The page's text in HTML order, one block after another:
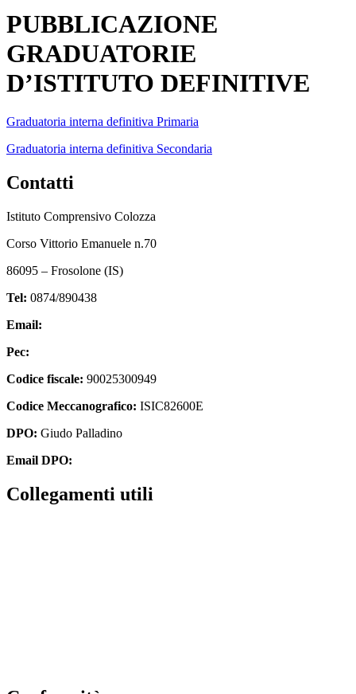
PUBBLICAZIONE
GRADUATORIE
D’ISTITUTO DEFINITIVE
Graduatoria interna definitiva Primaria
Graduatoria interna definitiva Secondaria
Contatti
Istituto Comprensivo Colozza
Corso Vittorio Emanuele n.70
86095 – Frosolone (IS)
Tel: 0874/890438
Email:
Pec:
Codice fiscale: 90025300949
Codice Meccanografico: ISIC82600E
DPO: Giudo Palladino
Email DPO:
Collegamenti utili